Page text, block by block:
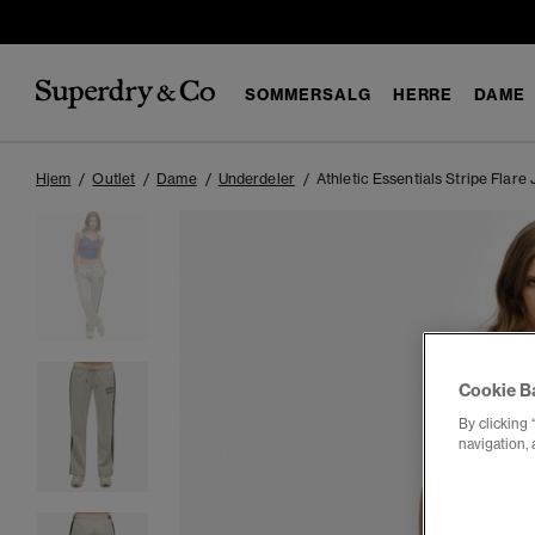
SOMMERSALG HERRE DAME
Hjem Outlet Dame Underdeler Athletic Essentials Stripe Flare
Cookie
By clicking
navigation,